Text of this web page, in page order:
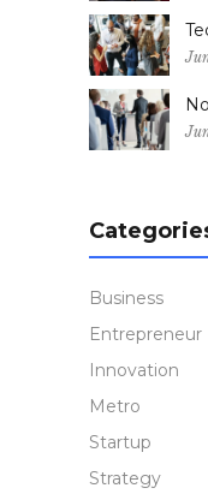
Business
Entrepreneur
Innovation
Metro
Startup
Strategy